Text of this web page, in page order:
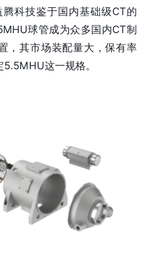
科技鉴于国内基础级CT的
球管成为众多国内CT制
，其市场装配量大，保有率
这一规格。